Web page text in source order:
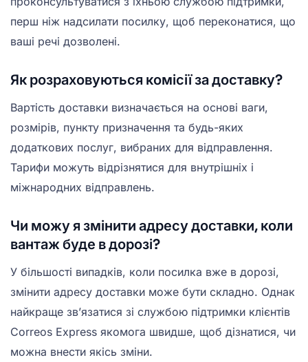
перш ніж надсилати посилку, щоб переконатися, що
ваші речі дозволені.
Як розраховуються комісії за доставку?
Вартість доставки визначається на основі ваги,
розмірів, пункту призначення та будь-яких
додаткових послуг, вибраних для відправлення.
Тарифи можуть відрізнятися для внутрішніх і
міжнародних відправлень.
Чи можу я змінити адресу доставки, коли
вантаж буде в дорозі?
У більшості випадків, коли посилка вже в дорозі,
змінити адресу доставки може бути складно. Однак
найкраще зв’язатися зі службою підтримки клієнтів
Correos Express якомога швидше, щоб дізнатися, чи
можна внести якісь зміни.